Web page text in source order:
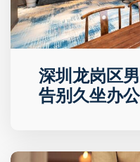
深圳龙岗区
告别久坐办